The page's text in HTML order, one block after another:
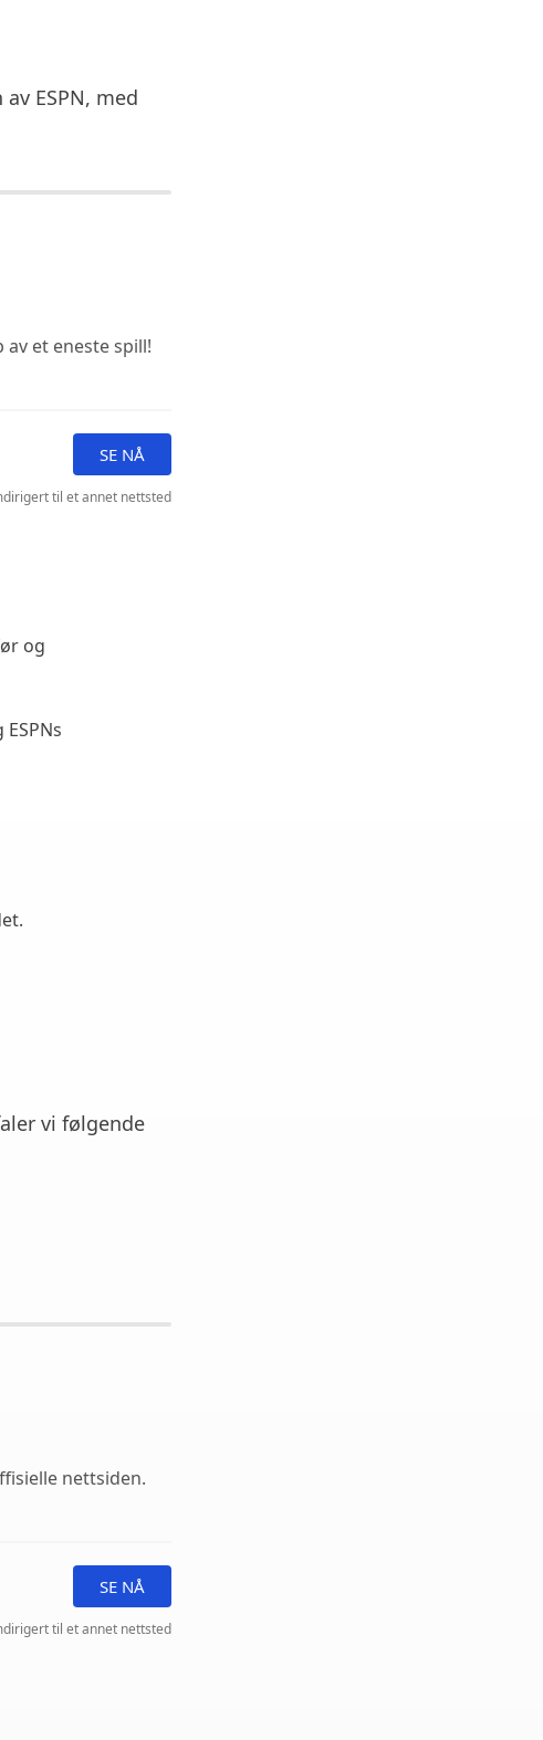
ESPN, med
et eneste spill!
SE NÅ
til et annet nettsted
og
vi følgende
nettsiden.
SE NÅ
til et annet nettsted